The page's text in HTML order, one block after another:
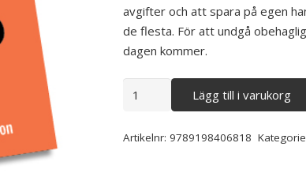
avgifter och att spara på egen
de flesta. För att undgå
dagen kommer.
Lägg till i varukorg
Artikelnr: 9789198406818